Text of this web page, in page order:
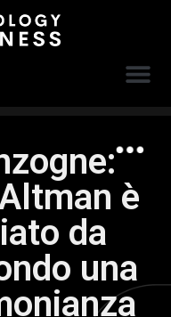
è
da
una